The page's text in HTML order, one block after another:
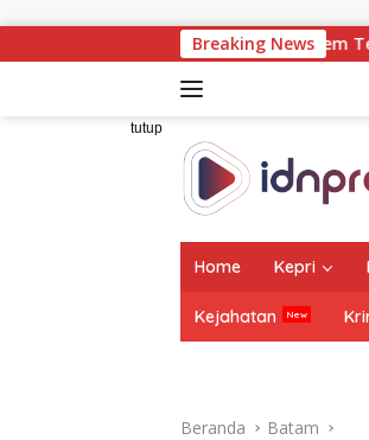
konten
Breaking News
Ekosistem Terintegrasi Kunci Jasa
tutup
Home Kepri
Kejahatan
Beranda Batam